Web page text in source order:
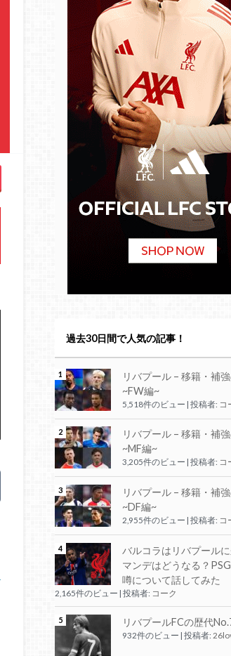
過去30日間で人気の記事！
リバプール – 移籍・補
~FW編~
5,518件のビュー | 投稿者: コ
リバプール – 移籍・補
~MF編~
3,205件のビュー 投稿者: コ
リバプール – 移籍・補
~DF編~
2,955件のビュー | 投稿者: コ
バルコラはリバプール
マンデはどうなる？
噂について話してみた
2,165件のビュー | 投稿者: コーク
リバプールFCの歴代
932件のビュー 投稿者: